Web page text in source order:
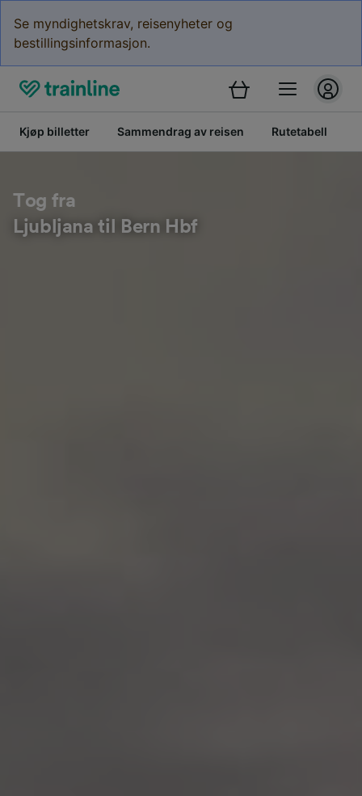
Se myndighetskrav, reisenyheter og
bestillingsinformasjon.
Kjøp billetter Sammendrag av reisen Rutetabell
Tog fra
Ljubljana til Bern Hbf